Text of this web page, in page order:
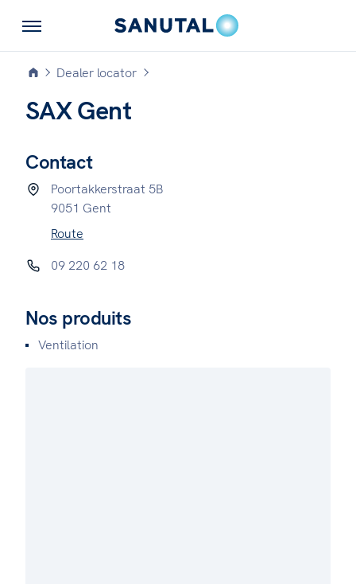
Dealer locator
SAX Gent
Contact
Poortakkerstraat 5B
9051 Gent
Route
09 220 62 18
Nos produits
Ventilation